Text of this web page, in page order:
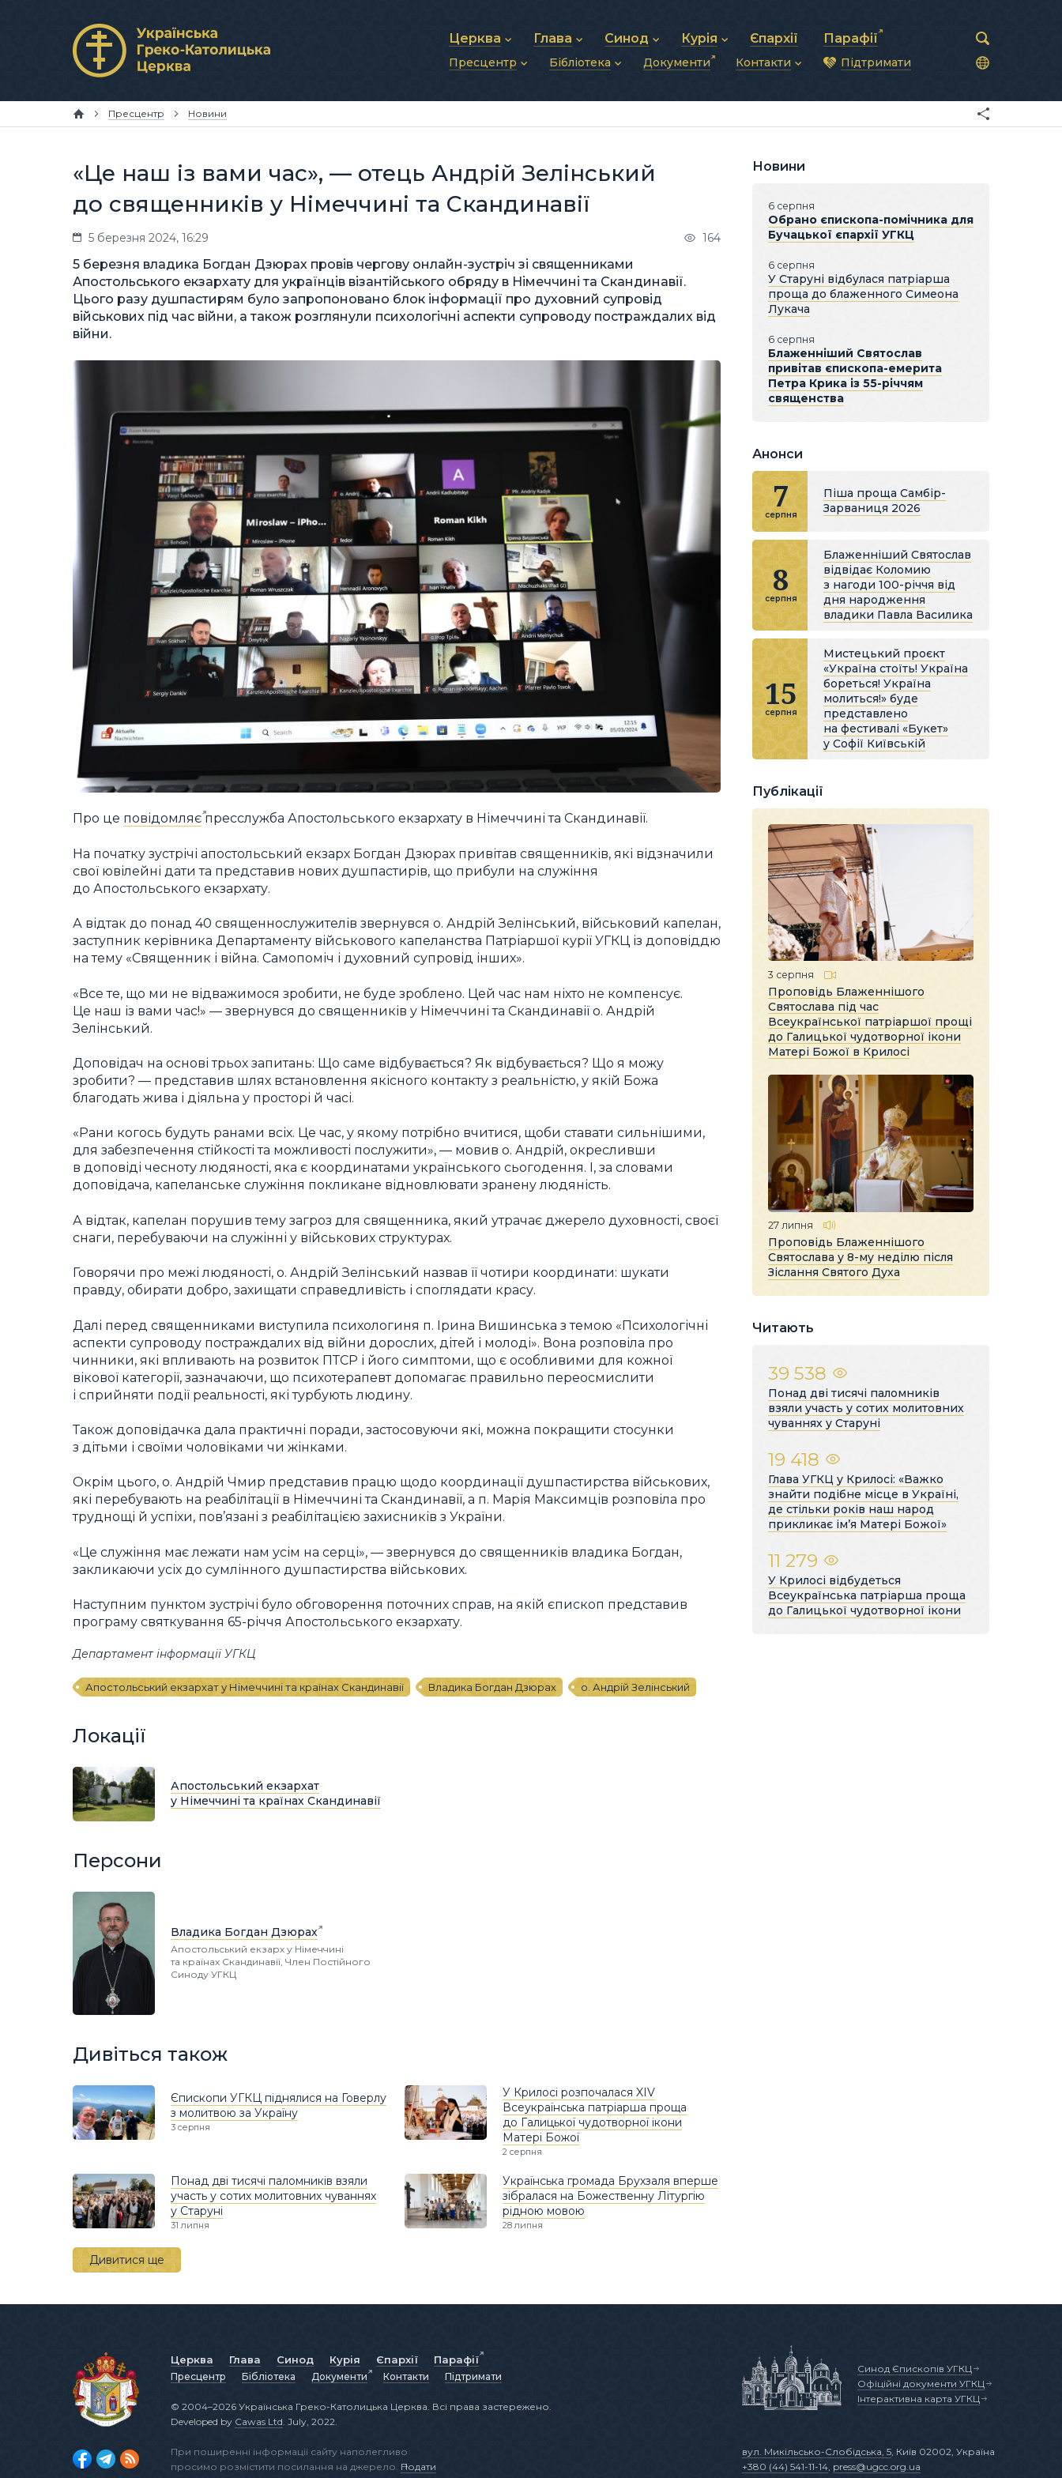
Церква
Про УГКЦ
Структура УГКЦ
Глава
Блаженніший Святослав
Фотографії
Синод
Синод Єпископів
Митрополичі Синоди
Курія
Душпастирська рада
Зв’язки та комунікації
Єпархії Парафії
Пресцентр
Публікації
Фото та відео
Архів новин (2013–2022)
Бібліотека
Молитви
Документи Контакти
Синоди Єпископів
Патріарша курія
Підтримати
Пресцентр Новини
«Це наш із вами час», — отець Андрій Зелінський
до священників у Німеччині та Скандинавії
5 березня 2024, 16:29 164
5 березня владика Богдан Дзюрах провів чергову онлайн-зустріч зі священниками
Апостольського екзархату для українців візантійського обряду в Німеччині та Скандинавії.
Цього разу душпастирям було запропоновано блок інформації про духовний супровід
військових під час війни, а також розглянули психологічні аспекти супроводу постраждалих від
війни.
Про це повідомляєпресслужба Апостольського екзархату в Німеччині та Скандинавії.
На початку зустрічі апостольський екзарх Богдан Дзюрах привітав священників, які відзначили
свої ювілейні дати та представив нових душпастирів, що прибули на служіння
до Апостольського екзархату.
А відтак до понад 40 священнослужителів звернувся о. Андрій Зелінський, військовий капелан,
заступник керівника Департаменту військового капеланства Патріаршої курії УГКЦ із доповіддю
на тему «Священник і війна. Самопоміч і духовний супровід інших».
«Все те, що ми не відважимося зробити, не буде зроблено. Цей час нам ніхто не компенсує.
Це наш із вами час!» — звернувся до священників у Німеччині та Скандинавії о. Андрій
Зелінський.
Доповідач на основі трьох запитань: Що саме відбувається? Як відбувається? Що я можу
зробити? — представив шлях встановлення якісного контакту з реальністю, у якій Божа
благодать жива і діяльна у просторі й часі.
«Рани когось будуть ранами всіх. Це час, у якому потрібно вчитися, щоби ставати сильнішими,
для забезпечення стійкості та можливості послужити», — мовив о. Андрій, окресливши
в доповіді чесноту людяності, яка є координатами українського сьогодення. І, за словами
доповідача, капеланське служіння покликане відновлювати зранену людяність.
А відтак, капелан порушив тему загроз для священника, який утрачає джерело духовності, своєї
снаги, перебуваючи на служінні у військових структурах.
Говорячи про межі людяності, о. Андрій Зелінський назвав її чотири координати: шукати
правду, обирати добро, захищати справедливість і споглядати красу.
Далі перед священниками виступила психологиня п. Ірина Вишинська з темою «Психологічні
аспекти супроводу постраждалих від війни дорослих, дітей і молоді». Вона розповіла про
чинники, які впливають на розвиток ПТСР і його симптоми, що є особливими для кожної
вікової категорії, зазначаючи, що психотерапевт допомагає правильно переосмислити
і сприйняти події реальності, які турбують людину.
Також доповідачка дала практичні поради, застосовуючи які, можна покращити стосунки
з дітьми і своїми чоловіками чи жінками.
Окрім цього, о. Андрій Чмир представив працю щодо координації душпастирства військових,
які перебувають на реабілітації в Німеччині та Скандинавії, а п. Марія Максимців розповіла про
труднощі й успіхи, пов’язані з реабілітацією захисників з України.
«Це служіння має лежати нам усім на серці», — звернувся до священників владика Богдан,
закликаючи усіх до сумлінного душпастирства військових.
Наступним пунктом зустрічі було обговорення поточних справ, на якій єпископ представив
програму святкування 65-річчя Апостольського екзархату.
Департамент інформації УГКЦ
Апостольський екзархат у Німеччині та країнах Скандинавії Владика Богдан Дзюрах о. Андрій Зелінський
Локації
Апостольський екзархат
у Німеччині та країнах Скандинавії
Персони
Владика Богдан Дзюрах
Апостольський екзарх у Німеччині
та країнах Скандинавії, Член Постійного
Синоду УГКЦ
Дивіться також
Єпископи УГКЦ піднялися на Говерлу
з молитвою за Україну
3 серпня
У Крилосі розпочалася XIV
Всеукраїнська патріарша проща
до Галицької чудотворної ікони
Матері Божої
2 серпня
Понад дві тисячі паломників взяли
участь у сотих молитовних чуваннях
у Старуні
31 липня
Українська громада Брухзаля вперше
зібралася на Божественну Літургію
рідною мовою
28 липня
Дивитися ще
Новини
6 серпня
Обрано єпископа-помічника для
Бучацької єпархії УГКЦ
6 серпня
У Старуні відбулася патріарша
проща до блаженного Симеона
Лукача
6 серпня
Блаженніший Святослав
привітав єпископа-емерита
Петра Крика із 55-річчям
священства
Анонси
7
серпня
Піша проща Самбір-
Зарваниця 2026
8
серпня
Блаженніший Святослав
відвідає Коломию
з нагоди 100-річчя від
дня народження
владики Павла Василика
15
серпня
Мистецький проєкт
«Україна стоїть! Україна
бореться! Україна
молиться!» буде
представлено
на фестивалі «Букет»
у Софії Київській
Публікації
3 серпня
Проповідь Блаженнішого
Святослава під час
Всеукраїнської патріаршої прощі
до Галицької чудотворної ікони
Матері Божої в Крилосі
27 липня
Проповідь Блаженнішого
Святослава у 8-му неділю після
Зіслання Святого Духа
Читають
39 538
Понад дві тисячі паломників
взяли участь у сотих молитовних
чуваннях у Старуні
19 418
Глава УГКЦ у Крилосі: «Важко
знайти подібне місце в Україні,
де стільки років наш народ
прикликає ім’я Матері Божої»
11 279
У Крилосі відбудеться
Всеукраїнська патріарша проща
до Галицької чудотворної ікони
Церква Глава Синод Курія Єпархії Парафії
Пресцентр Бібліотека Документи Контакти Підтримати
вул. Микільсько-Слобідська, 5 , Київ 02002, Україна
+380 (44) 541-11-14 press@ugcc.org.ua
Синод Єпископів УГКЦ
Офіційні документи УГКЦ
Інтерактивна карта УГКЦ
© 2004–2026 Українська Греко-Католицька Церква. Всі права застережено.
Developed by Cawas Ltd. July, 2022.
При поширенні інформації сайту наполегливо
просимо розмістити посилання на джерело. Подати